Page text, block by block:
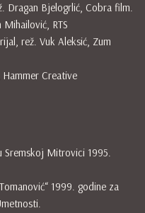
Dragan Bjelogrlić, Cobra film.
RTS
rež. Vuk Aleksić, Zum
Creative
Sremskoj Mitrovici 1995.
1999. godine za